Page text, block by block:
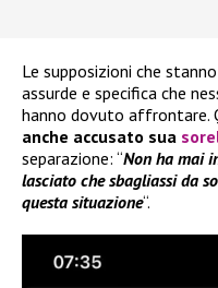
Le supposizioni che
assurde e specifica che
hanno dovuto affrontare.
anche accusato sua
separazione: “Non ha mai
lasciato che sbagliassi da
questa situazione“.